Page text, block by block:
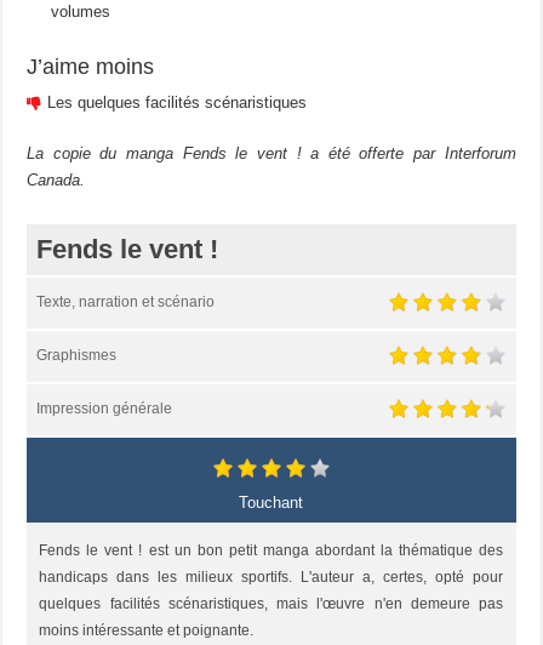
volumes
J’aime moins
Les quelques facilités scénaristiques
La copie du manga Fends le vent ! a été offerte par Interforum
Canada.
Fends le vent !
Texte, narration et scénario
Graphismes
Impression générale
Touchant
Fends le vent ! est un bon petit manga abordant la thématique des
handicaps dans les milieux sportifs. L'auteur a, certes, opté pour
quelques facilités scénaristiques, mais l'œuvre n'en demeure pas
moins intéressante et poignante.